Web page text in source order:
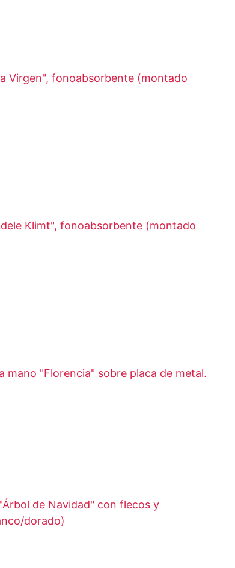
Virgen", fonoabsorbente (montado
Klimt", fonoabsorbente (montado
mano "Florencia" sobre placa de metal.
de Navidad" con flecos y
dorado)